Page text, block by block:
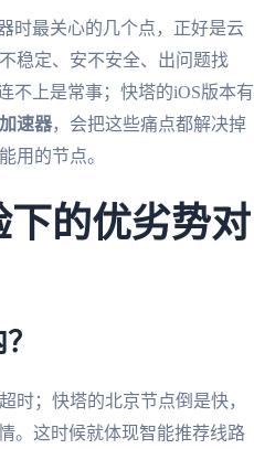
时最关心的几个点，正好是云
稳定、安不安全、出问题找
不上是常事；快塔的iOS版本有
速器，会把这些痛点都解决掉
用的节点。
下的优劣势对
时；快塔的北京节点倒是快，
。这时候就体现智能推荐线路